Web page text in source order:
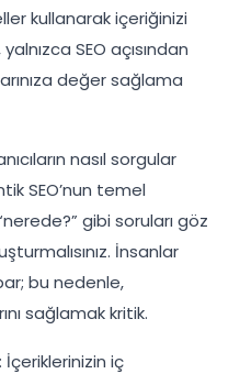
kullanarak içeriğinizi
SEO açısından
değer sağlama
nasıl sorgular
SEO’nun temel
gibi soruları göz
İnsanlar
bu nedenle,
sağlamak kritik.
: İçeriklerinizin iç